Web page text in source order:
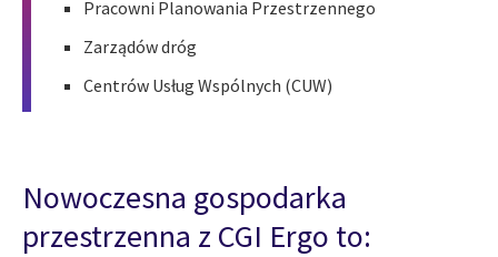
Pracowni Planowania Przestrzennego
Zarządów dróg
Centrów Usług Wspólnych (CUW)
Nowoczesna gospodarka
przestrzenna z CGI Ergo to: